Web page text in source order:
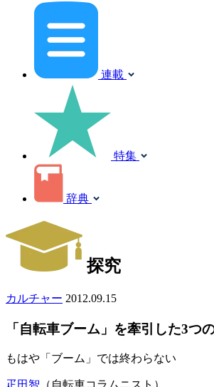
連載
特集
辞典
探究
カルチャー 2012.09.15
「自転車ブーム」を牽引した3つ
もはや「ブーム」では終わらない